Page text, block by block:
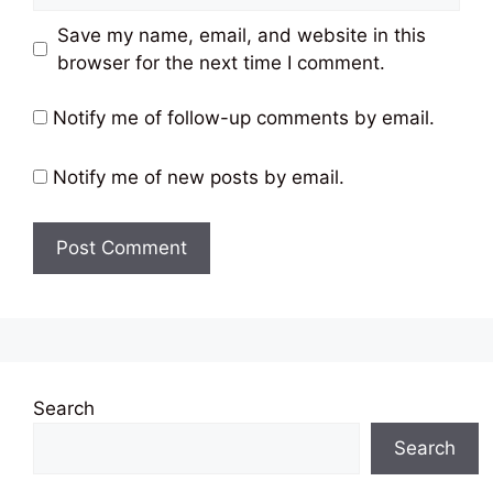
Save my name, email, and website in this
browser for the next time I comment.
Notify me of follow-up comments by email.
Notify me of new posts by email.
Search
Search